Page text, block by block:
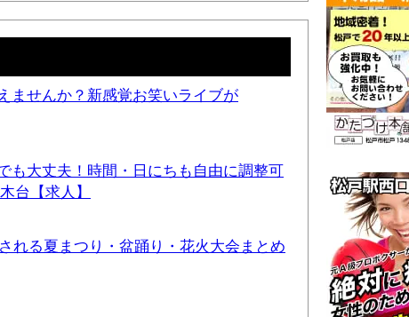
ませんか？新感覚お笑いライブが
も大丈夫！時間・日にちも自由に調整可
台【求人】
れる夏まつり・盆踊り・花火大会まとめ